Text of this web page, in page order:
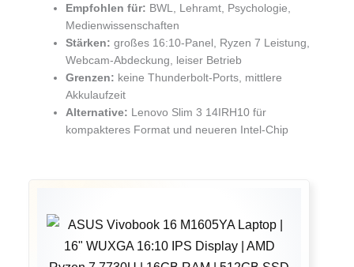
Empfohlen für: BWL, Lehramt, Psychologie,
Medienwissenschaften
Stärken: großes 16:10-Panel, Ryzen 7 Leistung,
Webcam-Abdeckung, leiser Betrieb
Grenzen: keine Thunderbolt-Ports, mittlere
Akkulaufzeit
Alternative: Lenovo Slim 3 14IRH10 für
kompakteres Format und neueren Intel-Chip